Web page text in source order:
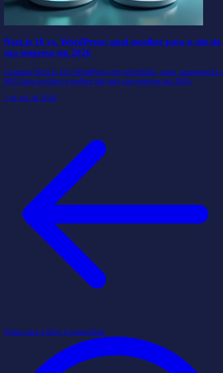
Next.js 16 vs. WordPress: qual escolher para o site da
sua empresa em 2026
Compare Next.js 16 e WordPress em velocidade, custo, manutenção e
SEO para escolher o melhor site para sua empresa em 2026.
1 de jul. de 2026
Voltar para o Blog Compartilhar